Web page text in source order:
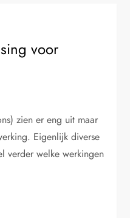
voor
zien er eng uit maar
Eigenlijk diverse
verder welke werkingen